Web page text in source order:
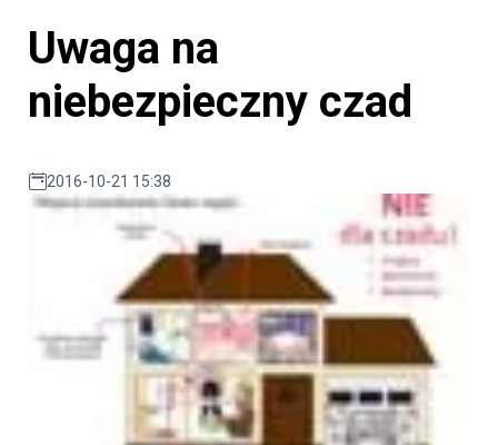
Uwaga na
niebezpieczny czad
2016-10-21 15:38